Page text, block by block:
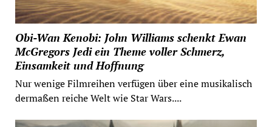
Obi-Wan Kenobi: John Williams schenkt Ewan
McGregors Jedi ein Theme voller Schmerz,
Einsamkeit und Hoffnung
Nur wenige Filmreihen verfügen über eine musikalisch
dermaßen reiche Welt wie Star Wars....